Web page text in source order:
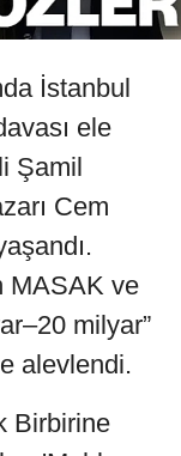
İstanbul
ele
Şamil
Cem
MASAK ve
milyar”
alevlendi.